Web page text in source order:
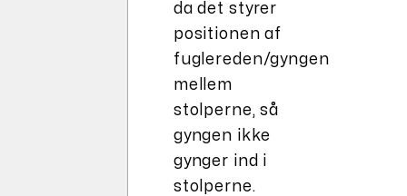
da det styrer
positionen af
fuglereden/gyngen
mellem
stolperne, så
gyngen ikke
gynger ind i
stolperne.